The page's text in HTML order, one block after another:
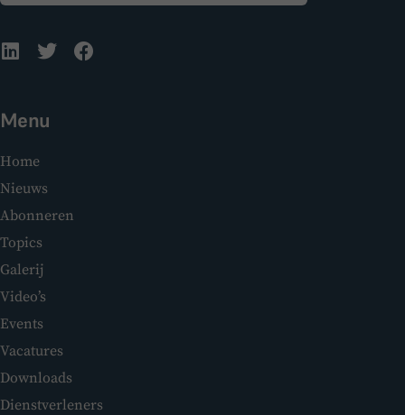
Menu
Home
Nieuws
Abonneren
Topics
Galerij
Video’s
Events
Vacatures
Downloads
Dienstverleners